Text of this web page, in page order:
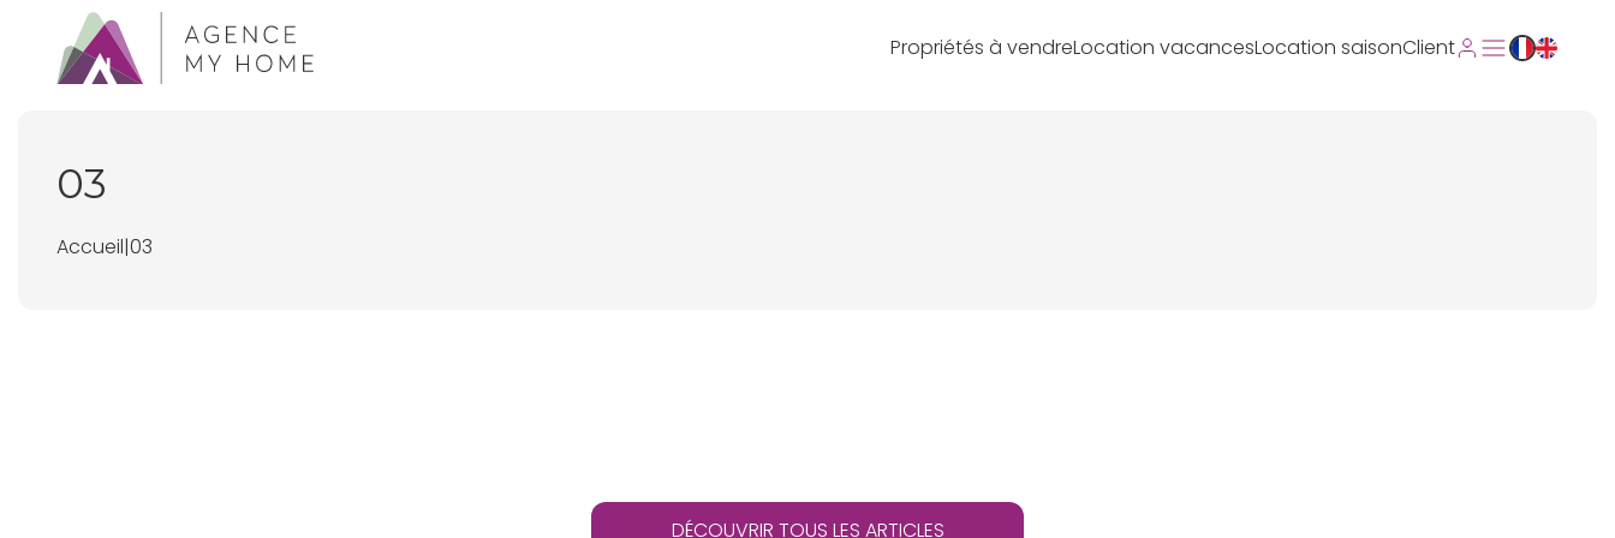
Propriétés à vendreLocation vacancesLocation saisonClient
03
Accueil|03
DÉCOUVRIR TOUS LES ARTICLES